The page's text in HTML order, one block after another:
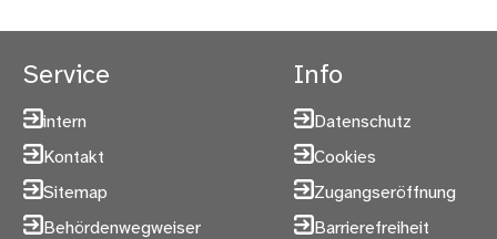
Service
intern
Kontakt
Sitemap
Behördenwegweiser
Info
Datenschutz
Cookies
Zugangseröffnung
Barrierefreiheit